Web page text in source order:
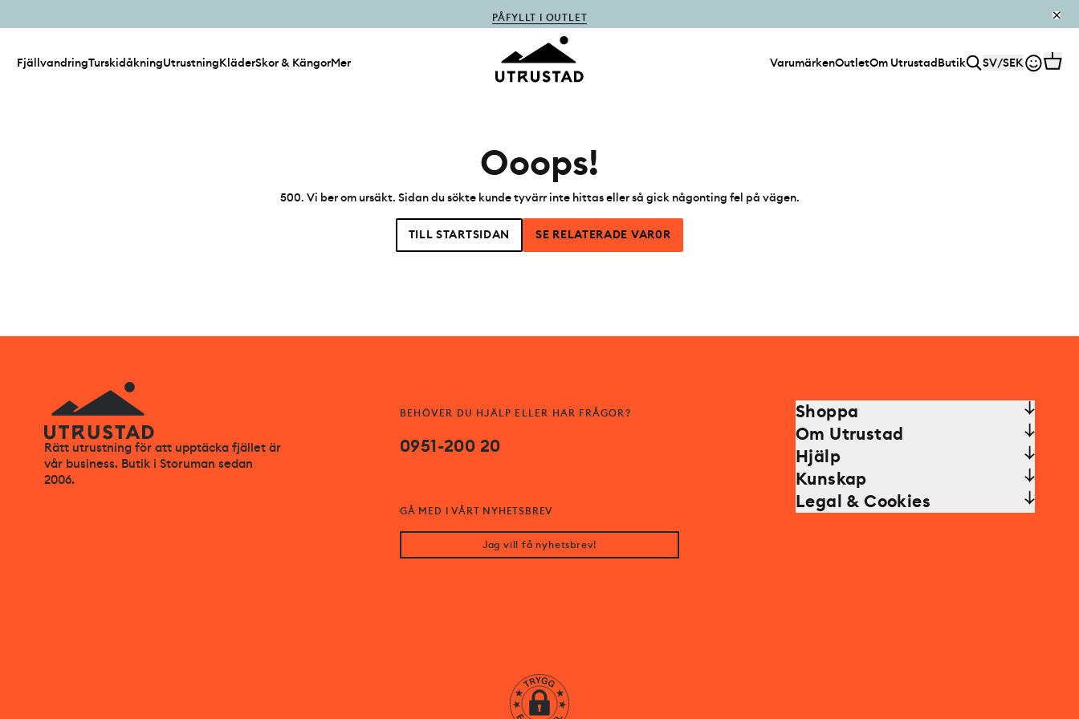
PÅFYLLT I OUTLET
FjällvandringTurskidåkningUtrustningKläderSkor & KängorMer VarumärkenOutletOm UtrustadButik SV/SEK
Ooops!
500. Vi ber om ursäkt. Sidan du sökte kunde tyvärr inte hittas eller så gick någonting fel på vägen.
TILL STARTSIDAN SE RELATERADE VAR0R
Rätt utrustning för att upptäcka fjället är
vår business. Butik i Storuman sedan
2006.
BEHÖVER DU HJÄLP ELLER HAR FRÅGOR?
0951-200 20
GÅ MED I VÅRT NYHETSBREV
Jag vill få nyhetsbrev!
Shoppa
Om Utrustad
Hjälp
Kunskap
Legal & Cookies